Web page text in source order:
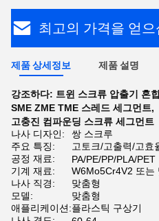
최고의 가격을 얻으
제품 상세정보 제품 설명
강조하다: 트윈 스크류 압출기 혼
SME ZME TME 스레드 세그먼트,
고충진 컴파운딩 스크류 세그먼트
나사 디자인:
쌍 스크루
주요 특징:
고토크/고출력/고효
공정 재료:
PA/PE/PP/PLA/PET
기계 재료:
W6Mo5Cr4V2 또는
나사 직경:
맞춤형
모델:
맞춤형
애플리케이션:플라스틱 구상기